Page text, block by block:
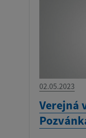
02.05.2023
Verejná